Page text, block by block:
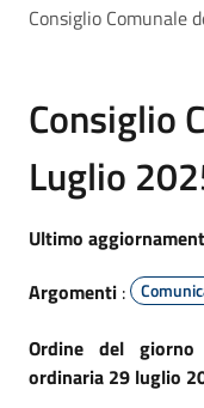
Consiglio Comunale
Consiglio
Luglio
Ultimo
Argomenti :
Ordine del giorno
ordinaria 29 luglio